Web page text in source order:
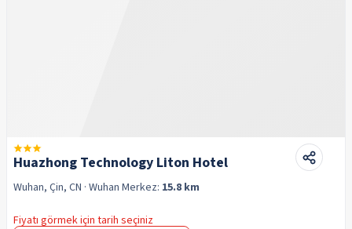
Huazhong Technology Liton Hotel
Wuhan, Çin, CN · Wuhan Merkez: 15.8 km
Fiyatı görmek için tarih seçiniz